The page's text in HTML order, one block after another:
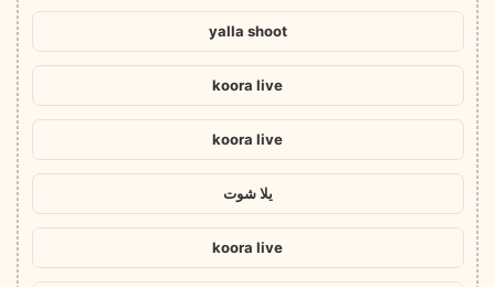
yalla shoot
koora live
koora live
يلا شوت
koora live